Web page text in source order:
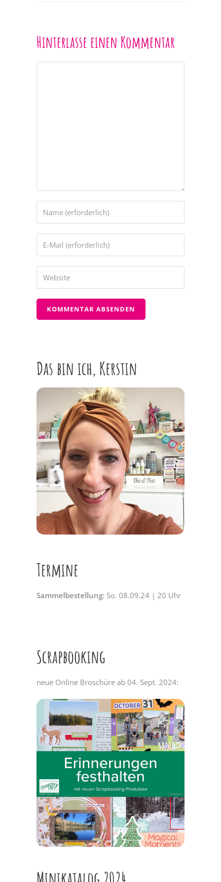
Hinterlasse einen Kommentar
Das bin ich, Kerstin
Termine
Sammelbestellung: So. 08.09.24 | 20 Uhr
Scrapbooking
neue Online Broschüre ab 04. Sept. 2024: